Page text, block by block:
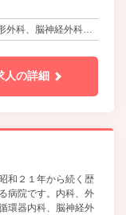
外科、脳神経外科、
人の詳細
和２１年から続く歴
病院です。内科、外
環器内科、脳神経外